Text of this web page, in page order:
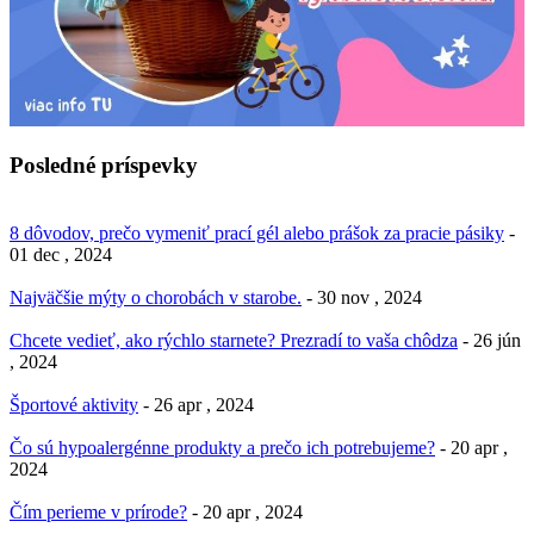
Posledné príspevky
8 dôvodov, prečo vymeniť prací gél alebo prášok za pracie pásiky -
01 dec , 2024
Najväčšie mýty o chorobách v starobe. - 30 nov , 2024
Chcete vedieť, ako rýchlo starnete? Prezradí to vaša chôdza - 26 jún
, 2024
Športové aktivity - 26 apr , 2024
Čo sú hypoalergénne produkty a prečo ich potrebujeme? - 20 apr ,
2024
Čím perieme v prírode? - 20 apr , 2024